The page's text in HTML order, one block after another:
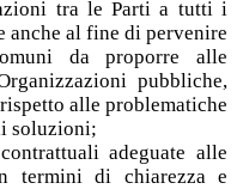
tra le Parti a tutti i
anche al fine di pervenire
da proporre alle
pubbliche,
alle problematiche
soluzioni;
adeguate alle
termini di chiarezza e